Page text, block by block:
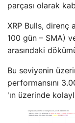
parçası olarak
XRP Bulls, direnç
100 gün – SMA)
arasındaki
Bu seviyenin
performansını
'ın üzerinde